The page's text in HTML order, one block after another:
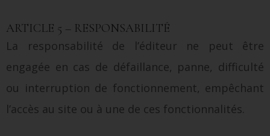
ARTICLE 5 – RESPONSABILITÉ
La responsabilité de l’éditeur ne peut être
engagée en cas de défaillance, panne, difficulté
ou interruption de fonctionnement, empêchant
l’accès au site ou à une de ces fonctionnalités.